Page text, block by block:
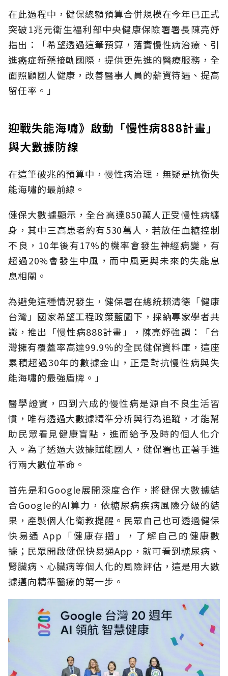
在此過程中，健保總額預算合併規模在今年已正式
突破1兆元衛生福利部中央健康保險署署長陳亮妤
指出：「希望透過這筆預算，落實慢性病治療、引
進癌症新藥接軌國際，提供更先進的醫療服務，全
面照顧國人健康，改善醫事人員的薪資待遇、提高
留任率。」
迎戰失能海嘯》啟動「慢性病888計畫」
與大數據防線
在這筆破兆的預算中，慢性病治理，無疑是抗衡失
能海嘯的最前線。
健保大數據顯示，全台高達850萬人正受慢性病纏
身，其中三高患者約有530萬人，若放任血糖控制
不良，10年後有17%的機率會發生神經病變，有
超過20%會發生中風，而中風更與未來的失能息
息相關。
為避免這種情況發生，健保署在總統賴清德「健康
台灣」國家希望工程政策藍圖下，採納專家學者共
識，推出「慢性病888計畫」，陳亮妤強調：「台
灣擁有覆蓋率高達99.9％的全民健保資料庫，這座
累積超過30年的數據金山，正是對抗慢性病與失
能海嘯的最強盾牌。」
醫學證實，四到六成的慢性病是源自不良生活習
慣，唯有透過大數據精準分析與行為追蹤，才能幫
助民眾看見健康盲點，進而給予及時的個人化介
入。為了透過大數據賦能國人，健保署也正著手進
行兩大數位革命。
首先是和Google展開深度合作，將健保大數據結
合Google的AI算力，依糖尿病疾病風險分級的結
果，產製個人化衛教提醒。民眾自己也可透過健保
快易通 App「健康存摺」，了解自己的健康數
據；民眾開啟健保快易通App，就可看到糖尿病、
腎臟病、心臟病等個人化的風險評估，這是用大數
據邁向精準醫療的第一步。